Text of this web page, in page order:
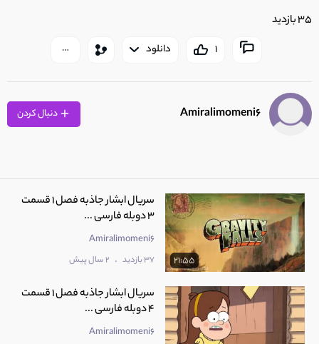
35 بازدید
1 دانلود
Amiralimomeni6
21:55
سریال ابشار جاذبه فصل 1 قسمت
3 دوبله فارسی ...
Amiralimomeni6
37 بازدید . 2 سال پیش
سریال ابشار جاذبه فصل 1 قسمت
4 دوبله فارسی ...
Amiralimomeni6